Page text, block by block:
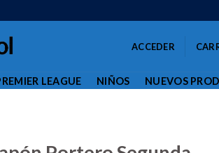
ACCEDER
LEAGUE NIÑOS NUEVOS